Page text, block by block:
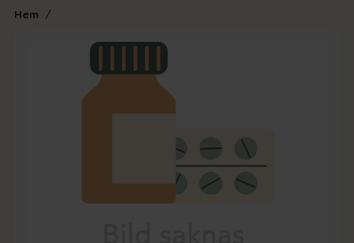
Hem
Lista: . Innehåller 1 objekt.